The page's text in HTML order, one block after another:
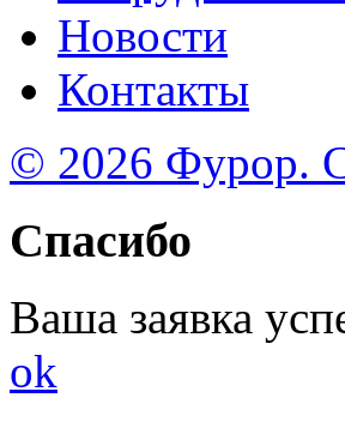
Новости
Контакты
© 2026 Фурор.
Спасибо
Ваша заявка
ok